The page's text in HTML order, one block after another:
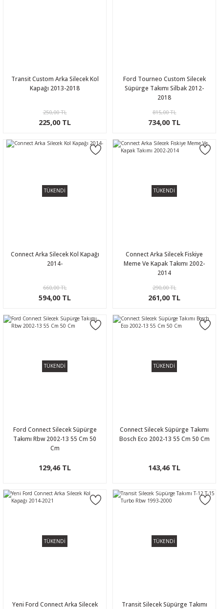
Transit Custom Arka Silecek Kol
Kapağı 2013-2018
250,00 TL
225,00 TL
Ford Tourneo Custom Silecek
Süpürge Takımı Silbak 2012-
2018
815,00 TL
734,00 TL
TÜKENDİ
Connect Arka Silecek Kol Kapağı
2014-
660,00 TL
594,00 TL
TÜKENDİ
Connect Arka Silecek Fiskiye
Meme Ve Kapak Takımı 2002-
2014
290,00 TL
261,00 TL
TÜKENDİ
Ford Connect Silecek Süpürge
Takımı Rbw 2002-13 55 Cm 50
Cm
129,46 TL
TÜKENDİ
Connect Silecek Süpürge Takımı
Bosch Eco 2002-13 55 Cm 50 Cm
143,46 TL
TÜKENDİ
Yeni Ford Connect Arka Silecek
TÜKENDİ
Transit Silecek Süpürge Takımı